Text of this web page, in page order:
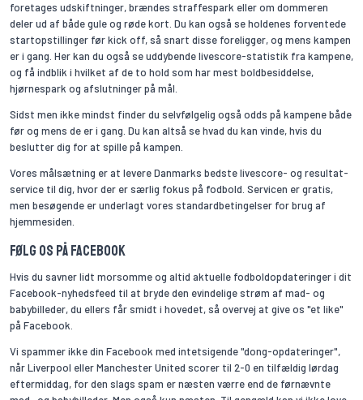
foretages udskiftninger, brændes straffespark eller om dommeren
deler ud af både gule og røde kort. Du kan også se holdenes forventede
startopstillinger før kick off, så snart disse foreligger, og mens kampen
er i gang. Her kan du også se uddybende livescore-statistik fra kampene,
og få indblik i hvilket af de to hold som har mest boldbesiddelse,
hjørnespark og afslutninger på mål.
Sidst men ikke mindst finder du selvfølgelig også odds på kampene både
før og mens de er i gang. Du kan altså se hvad du kan vinde, hvis du
beslutter dig for at spille på kampen.
Vores målsætning er at levere Danmarks bedste livescore- og resultat-
service til dig, hvor der er særlig fokus på fodbold. Servicen er gratis,
men besøgende er underlagt vores standardbetingelser for brug af
hjemmesiden.
Følg os på Facebook
Hvis du savner lidt morsomme og altid aktuelle fodboldopdateringer i dit
Facebook-nyhedsfeed til at bryde den evindelige strøm af mad- og
babybilleder, du ellers får smidt i hovedet, så overvej at give os "et like"
på Facebook.
Vi spammer ikke din Facebook med intetsigende "dong-opdateringer",
når Liverpool eller Manchester United scorer til 2-0 en tilfældig lørdag
eftermiddag, for den slags spam er næsten værre end de førnævnte